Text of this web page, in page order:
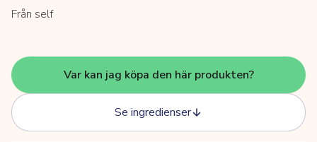
Från self
Var kan jag köpa den här produkten?
Se ingredienser